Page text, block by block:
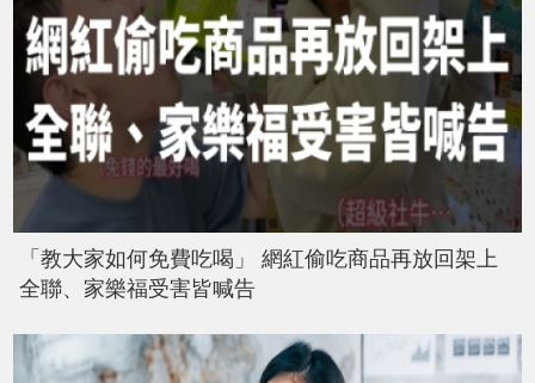
「教大家如何免費吃喝」 網紅偷吃商品再放回架上
全聯、家樂福受害皆喊告